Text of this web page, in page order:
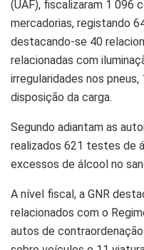
(UAF), fiscalizaram 1 096
mercadorias, registando
destacando-se 40
relacionadas com
irregularidades nos
disposição da carga.
Segundo adiantam as
realizados 621 testes de
excessos de álcool no
A nível fiscal, a GNR
relacionados com o
autos de